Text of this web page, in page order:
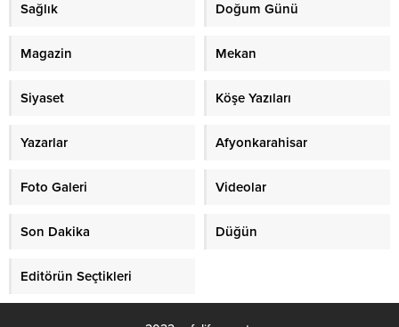
Sağlık Doğum Günü
Magazin Mekan
Siyaset Köşe Yazıları
Yazarlar Afyonkarahisar
Foto Galeri Videolar
Son Dakika Düğün
Editörün Seçtikleri